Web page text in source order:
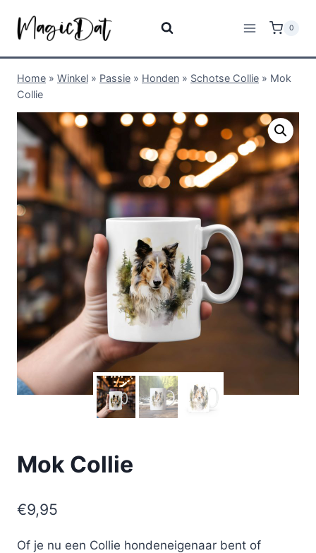
0
Home » Winkel » Passie » Honden » Schotse Collie » Mok
Collie
Mok Collie
€9,95
Of je nu een Collie hondeneigenaar bent of